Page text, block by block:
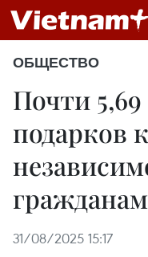
ОБЩЕСТВО
Почти
подарков
31/08/2025 15:17